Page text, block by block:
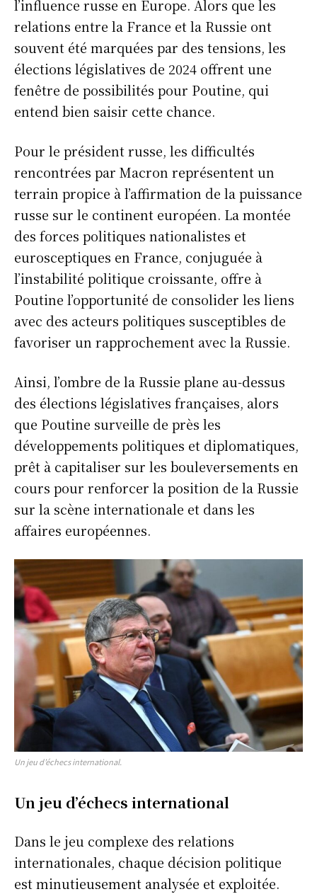
l’influence russe en Europe. Alors que les
relations entre la France et la Russie ont
souvent été marquées par des tensions, les
élections législatives de 2024 offrent une
fenêtre de possibilités pour Poutine, qui
entend bien saisir cette chance.
Pour le président russe, les difficultés
rencontrées par Macron représentent un
terrain propice à l’affirmation de la puissance
russe sur le continent européen. La montée
des forces politiques nationalistes et
eurosceptiques en France, conjuguée à
l’instabilité politique croissante, offre à
Poutine l’opportunité de consolider les liens
avec des acteurs politiques susceptibles de
favoriser un rapprochement avec la Russie.
Ainsi, l’ombre de la Russie plane au-dessus
des élections législatives françaises, alors
que Poutine surveille de près les
développements politiques et diplomatiques,
prêt à capitaliser sur les bouleversements en
cours pour renforcer la position de la Russie
sur la scène internationale et dans les
affaires européennes.
Un jeu d’échecs international.
Un jeu d’échecs international
Dans le jeu complexe des relations
internationales, chaque décision politique
est minutieusement analysée et exploitée.